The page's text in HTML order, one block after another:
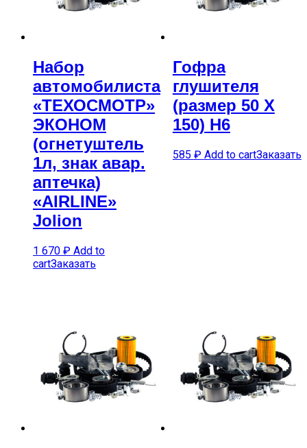
Набор
автомобилиста
«ТЕХОСМОТР»
ЭКОНОМ
(огнетуштель
1л, знак авар.
аптечка)
«AIRLINE»
Jolion
1 670 ₽ Add to
cartЗаказать
Гофра
глушителя
(размер 50 Х
150) H6
585 ₽ Add to cartЗаказать